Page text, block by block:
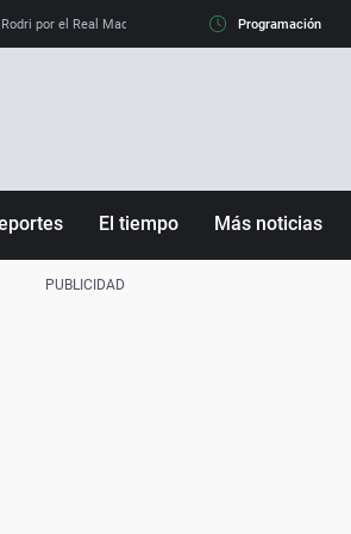
por el Real Madrid y su 'sí' al Barça La llamada
Programación
El tiempo Más noticias